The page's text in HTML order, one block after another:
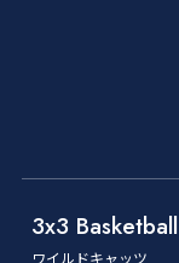
3x3 Basketball
ワイルドキャッツ